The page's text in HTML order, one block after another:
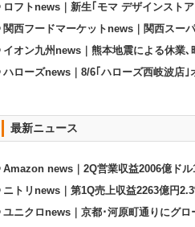
ロフトnews｜新生｢モマ デザインスト
関西フードマーケットnews｜関西スー
イオン九州news｜熊本地震による休業､
ハローズnews｜8/6｢ハローズ西岐波店｣
最新ニュース
Amazon news｜2Q営業収益2006億ド
ニトリnews｜第1Q売上収益2263億円
ユニクロnews｜京都･河原町通りにグロ